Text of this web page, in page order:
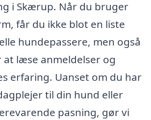
i Skærup. Når du bruger
får du ikke blot en liste
hundepassere, men også
læse anmeldelser og
erfaring. Uanset om du har
til din hund eller
pasning, gør vi